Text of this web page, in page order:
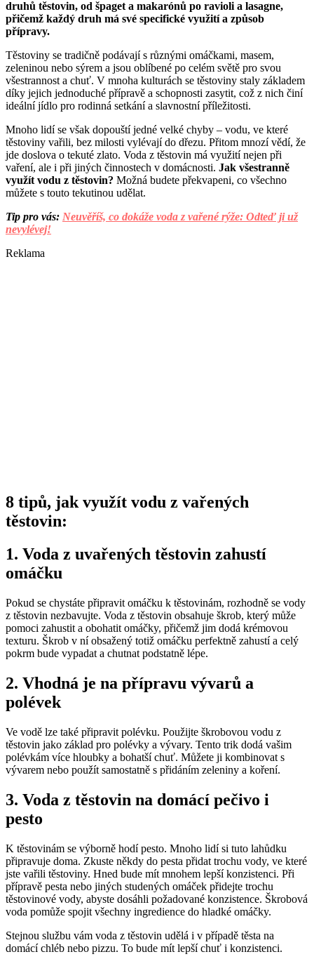
druhů těstovin, od špaget a makarónů po ravioli a lasagne,
přičemž každý druh má své specifické využití a způsob
přípravy.
Těstoviny se tradičně podávají s různými omáčkami, masem,
zeleninou nebo sýrem a jsou oblíbené po celém světě pro svou
všestrannost a chuť. V mnoha kulturách se těstoviny staly základem
díky jejich jednoduché přípravě a schopnosti zasytit, což z nich činí
ideální jídlo pro rodinná setkání a slavnostní příležitosti.
Mnoho lidí se však dopouští jedné velké chyby – vodu, ve které
těstoviny vařili, bez milosti vylévají do dřezu. Přitom mnozí vědí, že
jde doslova o tekuté zlato. Voda z těstovin má využití nejen při
vaření, ale i při jiných činnostech v domácnosti. Jak všestranně
využít vodu z těstovin? Možná budete překvapeni, co všechno
můžete s touto tekutinou udělat.
Tip pro vás: Neuvěříš, co dokáže voda z vařené rýže: Odteď ji už
nevylévej!
Reklama
8 tipů, jak využít vodu z vařených
těstovin:
1. Voda z uvařených těstovin zahustí
omáčku
Pokud se chystáte připravit omáčku k těstovinám, rozhodně se vody
z těstovin nezbavujte. Voda z těstovin obsahuje škrob, který může
pomoci zahustit a obohatit omáčky, přičemž jim dodá krémovou
texturu. Škrob v ní obsažený totiž omáčku perfektně zahustí a celý
pokrm bude vypadat a chutnat podstatně lépe.
2. Vhodná je na přípravu vývarů a
polévek
Ve vodě lze také připravit polévku. Použijte škrobovou vodu z
těstovin jako základ pro polévky a vývary. Tento trik dodá vašim
polévkám více hloubky a bohatší chuť. Můžete ji kombinovat s
vývarem nebo použít samostatně s přidáním zeleniny a koření.
3. Voda z těstovin na domácí pečivo i
pesto
K těstovinám se výborně hodí pesto. Mnoho lidí si tuto lahůdku
připravuje doma. Zkuste někdy do pesta přidat trochu vody, ve které
jste vařili těstoviny. Hned bude mít mnohem lepší konzistenci. Při
přípravě pesta nebo jiných studených omáček přidejte trochu
těstovinové vody, abyste dosáhli požadované konzistence. Škrobová
voda pomůže spojit všechny ingredience do hladké omáčky.
Stejnou službu vám voda z těstovin udělá i v případě těsta na
domácí chléb nebo pizzu. To bude mít lepší chuť i konzistenci.